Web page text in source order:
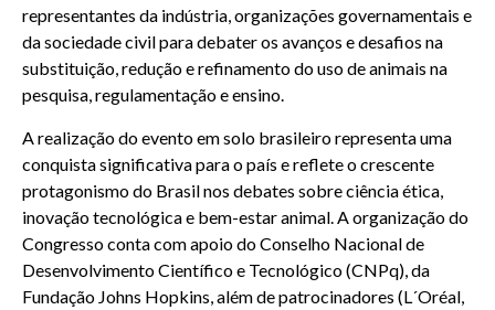
representantes da indústria, organizações governamentais e
da sociedade civil para debater os avanços e desafios na
substituição, redução e refinamento do uso de animais na
pesquisa, regulamentação e ensino.
A realização do evento em solo brasileiro representa uma
conquista significativa para o país e reflete o crescente
protagonismo do Brasil nos debates sobre ciência ética,
inovação tecnológica e bem-estar animal. A organização do
Congresso conta com apoio do Conselho Nacional de
Desenvolvimento Científico e Tecnológico (CNPq), da
Fundação Johns Hopkins, além de patrocinadores (L´Oréal,